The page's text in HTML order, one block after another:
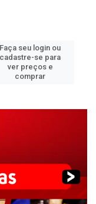
Faça seu login ou
cadastre-se para
ver preços e
comprar